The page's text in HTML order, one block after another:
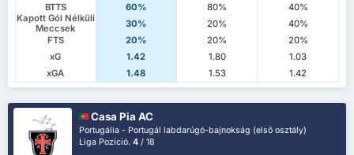
BTTS
60% 80%
40%
Kapott Gól Nélküli
Meccsek
30% 20%
40%
FTS
20% 20%
20%
xG
1.42 1.80
1.03
xGA
1.48 1.53 1.42
Casa Pia AC
Portugália - Portugál labdarúgó-bajnokság (első osztály)
Liga Pozíció.4 / 18